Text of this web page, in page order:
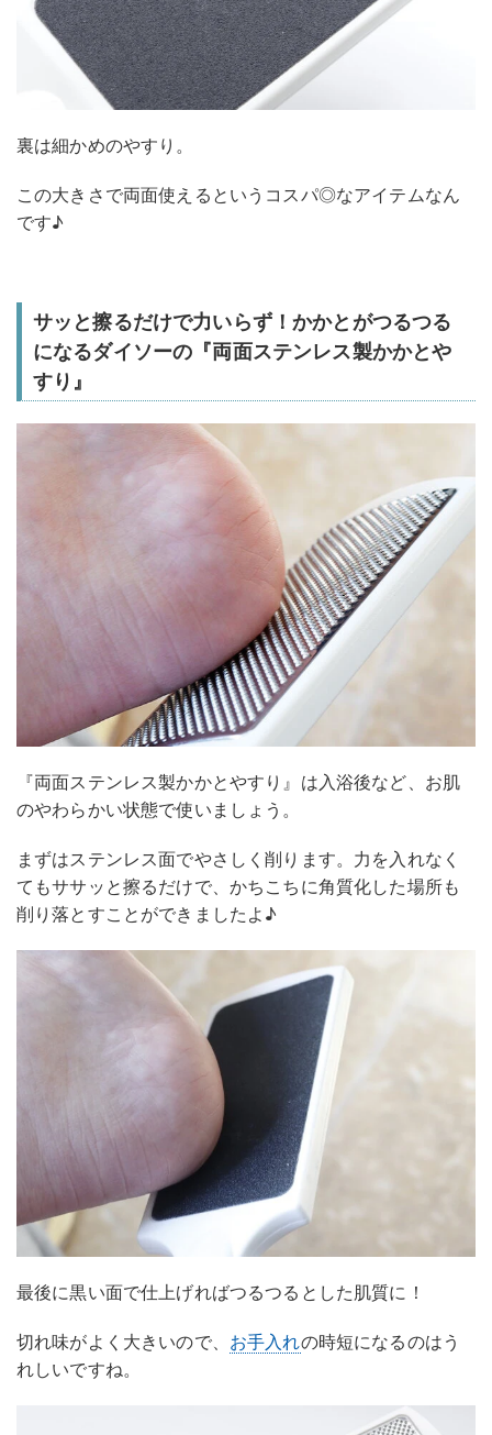
裏は細かめのやすり。
この大きさで両面使えるというコスパ◎なアイテムなん
です♪
サッと擦るだけで力いらず！かかとがつるつる
になるダイソーの『両面ステンレス製かかとや
すり』
『両面ステンレス製かかとやすり』は入浴後など、お肌
のやわらかい状態で使いましょう。
まずはステンレス面でやさしく削ります。力を入れなく
てもササッと擦るだけで、かちこちに角質化した場所も
削り落とすことができましたよ♪
最後に黒い面で仕上げればつるつるとした肌質に！
切れ味がよく大きいので、 お手入れの時短になるのはう
れしいですね。